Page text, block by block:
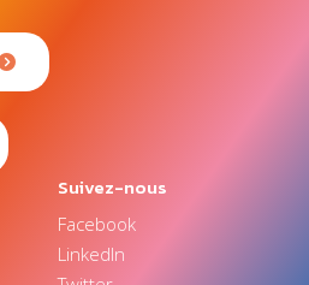
Suivez-nous
Facebook
LinkedIn